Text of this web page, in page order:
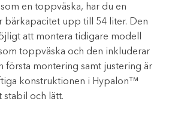
en toppväska, har du en
bärkapacitet upp till 54 liter. Den
att montera tidigare modell
toppväska och den inkluderar
första montering samt justering är
konstruktionen i Hypalon™
stabil och lätt.